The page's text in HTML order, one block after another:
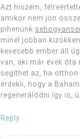
Azt hiszem,
amikor nem jön
pihenünk
minél jobban
kevesebb ember áll
van, aki már évek
segíthet az, ha otthon
érdekli, hogy a
regenerálódni így is,
Reply